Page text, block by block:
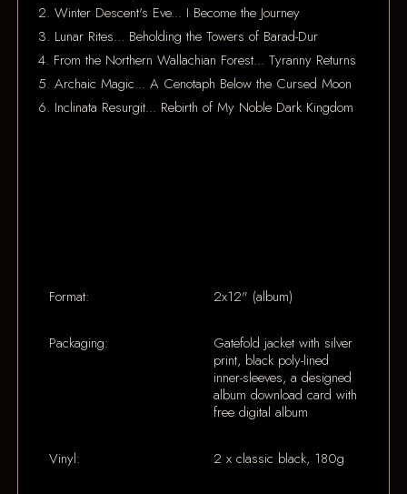
2. Winter Descent's Eve... I Become the Journey
3. Lunar Rites... Beholding the Towers of Barad-Dur
4. From the Northern Wallachian Forest... Tyranny Returns
5. Archaic Magic... A Cenotaph Below the Cursed Moon
6. Inclinata Resurgit... Rebirth of My Noble Dark Kingdom
Format: 2x12" (album)
Packaging:
Gatefold jacket with silver
print, black poly-lined
inner-sleeves, a designed
album download card with
free digital album
Vinyl: 2 x classic black, 180g